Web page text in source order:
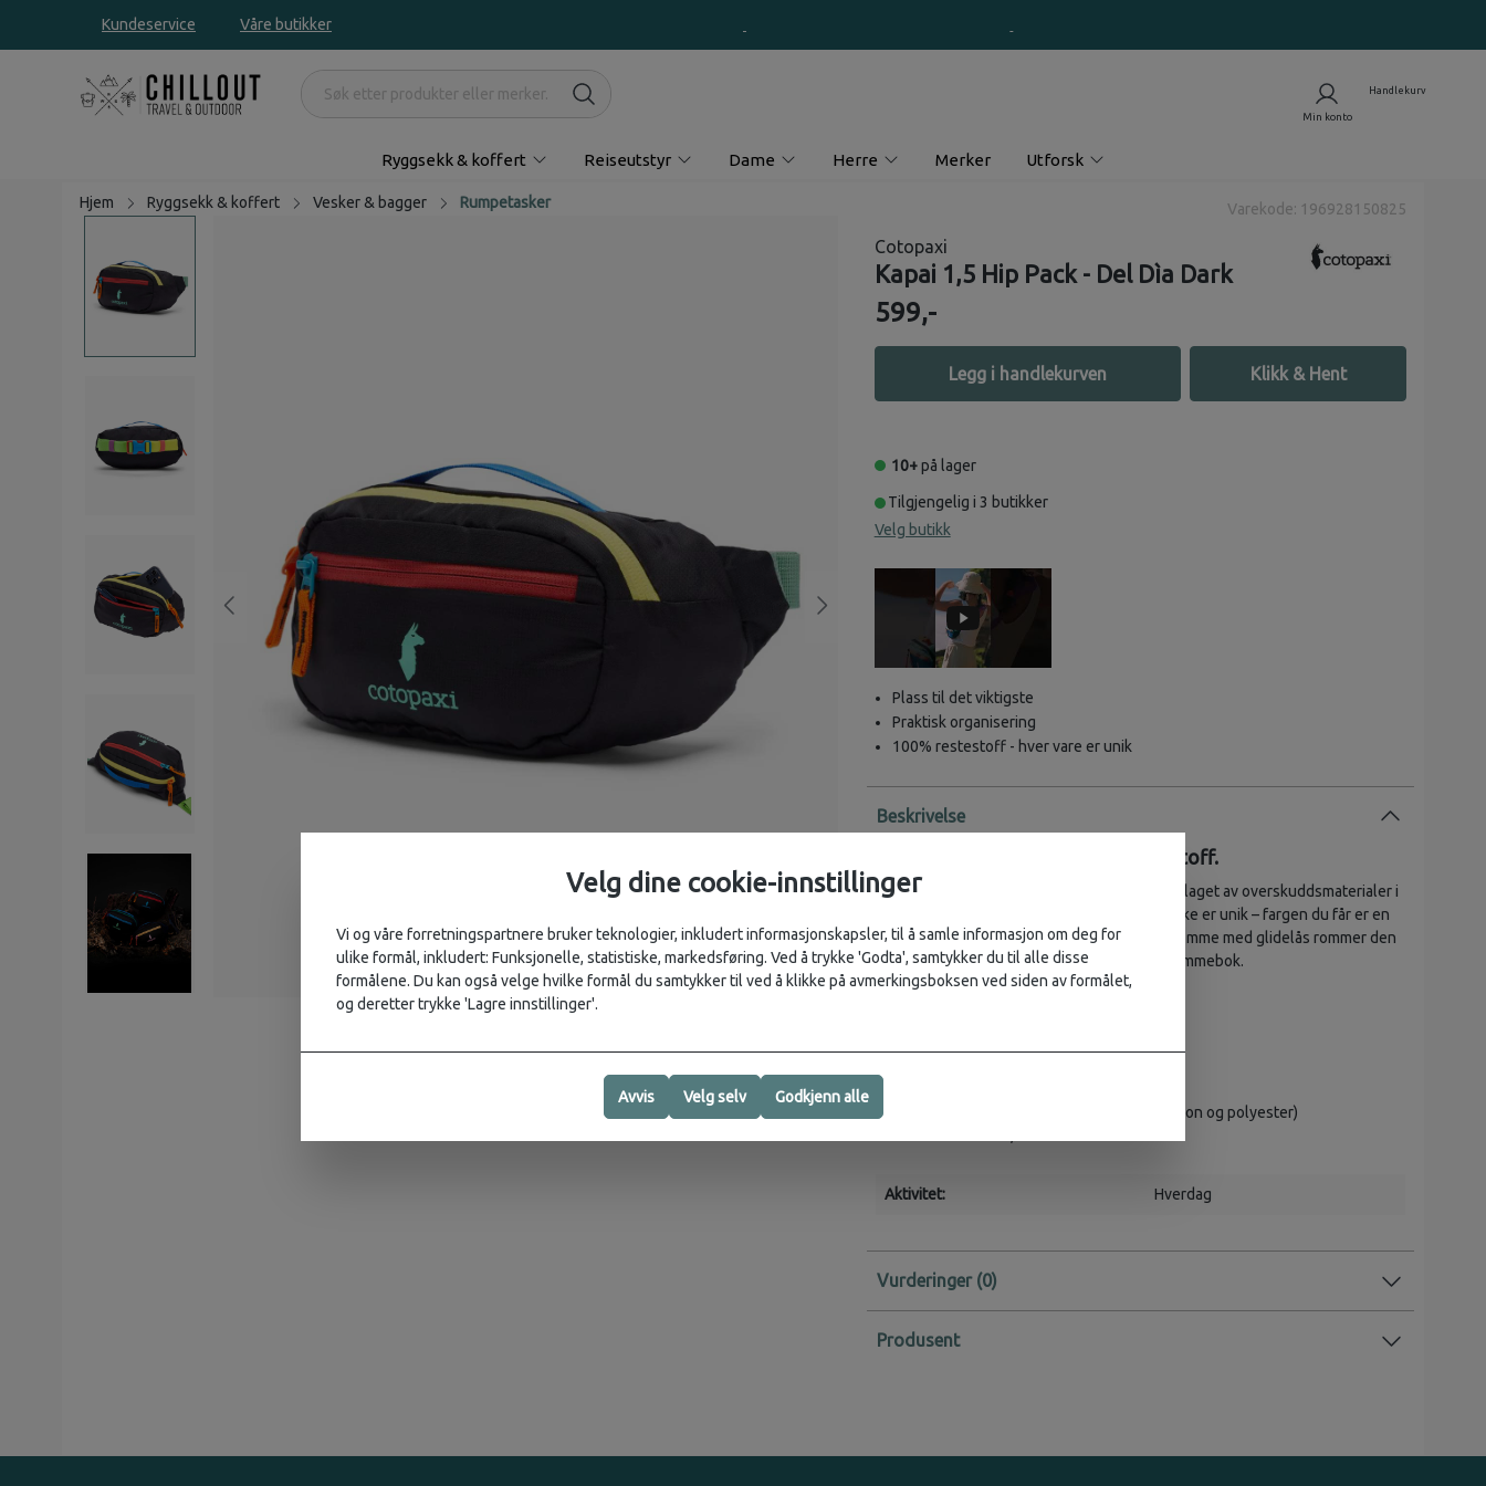
Kundeservice Våre butikker
Ryggsekk & koffert Reiseutstyr Dame Herre Merker Utforsk
Hjem Ryggsekk & koffert Vesker & bagger Rumpetasker Varekode: 196928150825
Cotopaxi
Kapai 1,5 Hip Pack - Del Dìa Dark
599,-
Legg i handlekurven Klikk & Hent
10+ på lager
Tilgjengelig i 3 butikker
Velg butikk
Plass til det viktigste
Praktisk organisering
100% restestoff - hver vare er unik
Beskrivelse
Praktisk rumpetaske i 100% restestoff.
Kapai 1.5L er en liten og praktisk rumpetaske laget av overskuddsmaterialer i
en begrenset monochrome-utgave. Hver veske er unik – fargen du får er en
overraskelse. Med et hovedrom og en frontlomme med glidelås rommer den
det mest nødvendige som nøkler, mobil og lommebok.
100 % overskuddsmateriale (nylon og polyester)
Aktivitet: Hverdag
Vurderinger
Produsent
Velg dine cookie-innstillinger
Vi og våre forretningspartnere bruker teknologier, inkludert informasjonskapsler, til å samle informasjon om deg for
ulike formål, inkludert: Funksjonelle, statistiske, markedsføring. Ved å trykke 'Godta', samtykker du til alle disse
formålene. Du kan også velge hvilke formål du samtykker til ved å klikke på avmerkingsboksen ved siden av formålet,
og deretter trykke 'Lagre innstillinger'.
Avvis Velg selv Godkjenn alle